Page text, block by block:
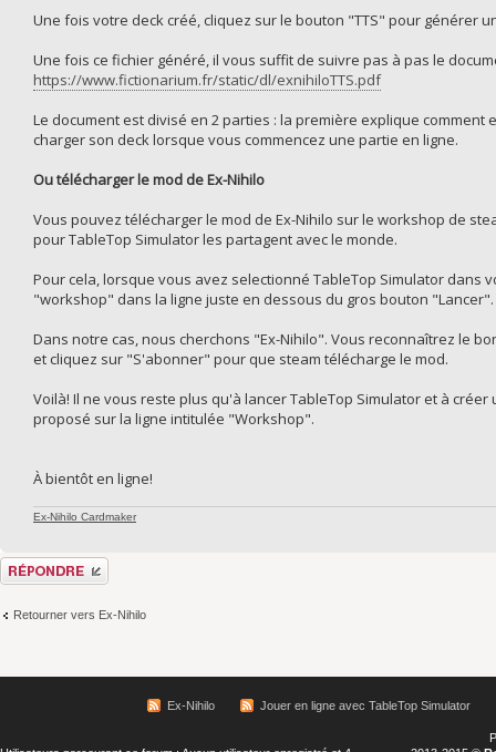
Une fois votre deck créé, cliquez sur le bouton "TTS" pour générer
Une fois ce fichier généré, il vous suffit de suivre pas à pas le
https://www.fictionarium.fr/static/dl/exnihiloTTS.pdf
Le document est divisé en 2 parties : la première explique
charger son deck lorsque vous commencez une partie en ligne.
Ou télécharger le mod de Ex-Nihilo
Vous pouvez télécharger le mod de Ex-Nihilo sur le workshop de
pour TableTop Simulator les partagent avec le monde.
Pour cela, lorsque vous avez selectionné TableTop Simulator
"workshop" dans la ligne juste en dessous du gros bouton
Dans notre cas, nous cherchons "Ex-Nihilo". Vous reconnaîtrez le
et cliquez sur "S'abonner" pour que steam télécharge le mod.
Voilà! Il ne vous reste plus qu'à lancer TableTop Simulator et à
proposé sur la ligne intitulée "Workshop".
À bientôt en ligne!
Ex-Nihilo Cardmaker
Répondre
Retourner vers Ex-Nihilo
Ex-Nihilo Jouer en ligne avec TableTop Simulator